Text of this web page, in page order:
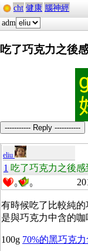
cht 健康 腦神經
adm
吃了巧克力之後
----------- Reply -----------
eliu
1 吃了巧克力之後感
0 0
有時候吃了比較純
是與巧克力中含的咖
100g 70%的黑巧克